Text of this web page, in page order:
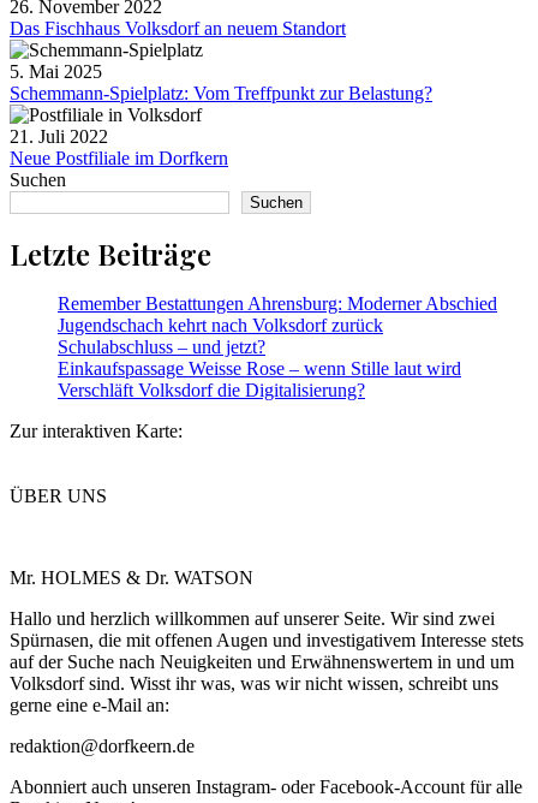
26. November 2022
Das Fischhaus Volksdorf an neuem Standort
5. Mai 2025
Schemmann-Spielplatz: Vom Treffpunkt zur Belastung?
21. Juli 2022
Neue Postfiliale im Dorfkern
Suchen
Suchen
Letzte Beiträge
Remember Bestattungen Ahrensburg: Moderner Abschied
Jugendschach kehrt nach Volksdorf zurück
Schulabschluss – und jetzt?
Einkaufspassage Weisse Rose – wenn Stille laut wird
Verschläft Volksdorf die Digitalisierung?
Zur interaktiven Karte:
ÜBER UNS
Mr. HOLMES & Dr. WATSON
Hallo und herzlich willkommen auf unserer Seite. Wir sind zwei
Spürnasen, die mit offenen Augen und investigativem Interesse stets
auf der Suche nach Neuigkeiten und Erwähnenswertem in und um
Volksdorf sind. Wisst ihr was, was wir nicht wissen, schreibt uns
gerne eine e-Mail an:
redaktion@dorfkeern.de
Abonniert auch unseren Instagram- oder Facebook-Account für alle